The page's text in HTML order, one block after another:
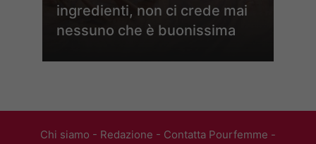
ingredienti, non ci crede mai
nessuno che è buonissima
Chi siamo - Redazione - Contatta Pourfemme -